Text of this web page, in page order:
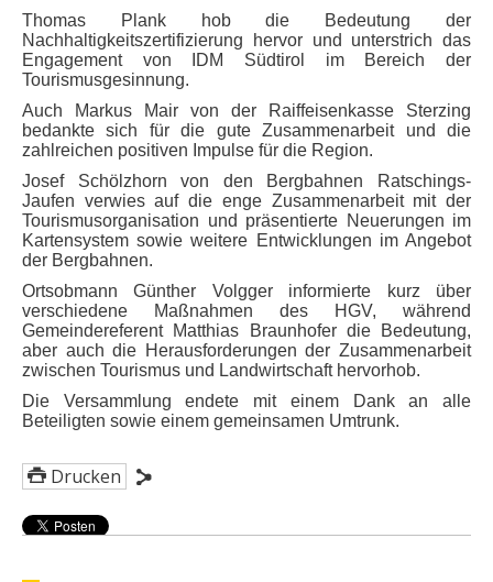
Thomas Plank hob die Bedeutung der
Nachhaltigkeitszertifizierung hervor und unterstrich das
Engagement von IDM Südtirol im Bereich der
Tourismusgesinnung.
Auch Markus Mair von der Raiffeisenkasse Sterzing
bedankte sich für die gute Zusammenarbeit und die
zahlreichen positiven Impulse für die Region.
Josef Schölzhorn von den Bergbahnen Ratschings-
Jaufen verwies auf die enge Zusammenarbeit mit der
Tourismusorganisation und präsentierte Neuerungen im
Kartensystem sowie weitere Entwicklungen im Angebot
der Bergbahnen.
Ortsobmann Günther Volgger informierte kurz über
verschiedene Maßnahmen des HGV, während
Gemeindereferent Matthias Braunhofer die Bedeutung,
aber auch die Herausforderungen der Zusammenarbeit
zwischen Tourismus und Landwirtschaft hervorhob.
Die Versammlung endete mit einem Dank an alle
Beteiligten sowie einem gemeinsamen Umtrunk.
Drucken